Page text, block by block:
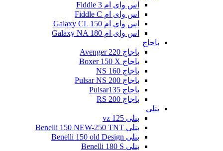
اس وای ام Fiddle 3
اس وای ام Fiddle C
اس وای ام Galaxy CL 150
اس وای ام Galaxy NA 180
باجاج
باجاج Avenger 220
باجاج Boxer 150 X
باجاج NS 160
باجاج Pulsar NS 200
باجاج Pulsar135
باجاج RS 200
بنلی
بنلی 125 vz
بنلی Benelli 150 NEW-250 TNT
بنلی Benelli 150 old Design
بنلی Benelli 180 S